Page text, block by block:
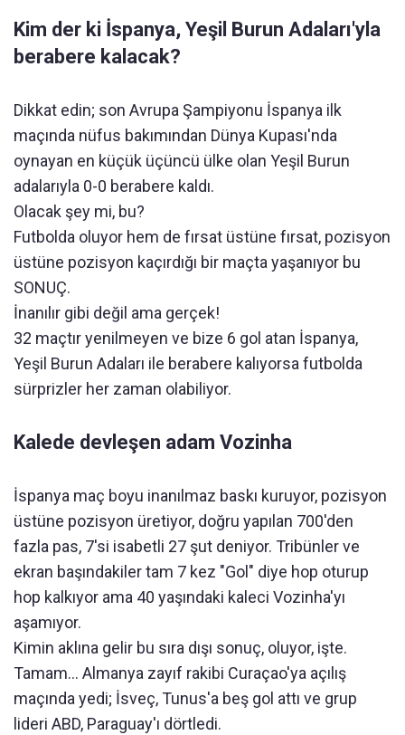
Kim der ki İspanya, Yeşil Burun Adaları'yla
berabere kalacak?
Dikkat edin; son Avrupa Şampiyonu İspanya ilk
maçında nüfus bakımından Dünya Kupası'nda
oynayan en küçük üçüncü ülke olan Yeşil Burun
adalarıyla 0-0 berabere kaldı.
Olacak şey mi, bu?
Futbolda oluyor hem de fırsat üstüne fırsat, pozisyon
üstüne pozisyon kaçırdığı bir maçta yaşanıyor bu
SONUÇ.
İnanılır gibi değil ama gerçek!
32 maçtır yenilmeyen ve bize 6 gol atan İspanya,
Yeşil Burun Adaları ile berabere kalıyorsa futbolda
sürprizler her zaman olabiliyor.
Kalede devleşen adam Vozinha
İspanya maç boyu inanılmaz baskı kuruyor, pozisyon
üstüne pozisyon üretiyor, doğru yapılan 700'den
fazla pas, 7'si isabetli 27 şut deniyor. Tribünler ve
ekran başındakiler tam 7 kez "Gol" diye hop oturup
hop kalkıyor ama 40 yaşındaki kaleci Vozinha'yı
aşamıyor.
Kimin aklına gelir bu sıra dışı sonuç, oluyor, işte.
Tamam... Almanya zayıf rakibi Curaçao'ya açılış
maçında yedi; İsveç, Tunus'a beş gol attı ve grup
lideri ABD, Paraguay'ı dörtledi.